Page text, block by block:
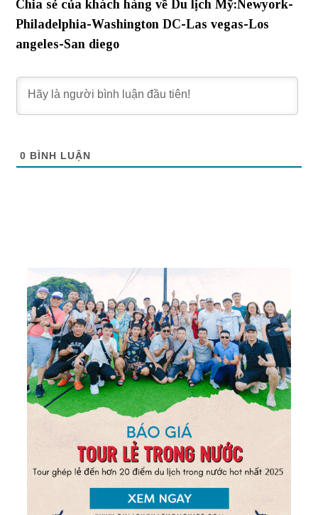
Chia sẻ của khách hàng về Du lịch Mỹ:Newyork-
Philadelphia-Washington DC-Las vegas-Los
angeles-San diego
0 BÌNH LUẬN